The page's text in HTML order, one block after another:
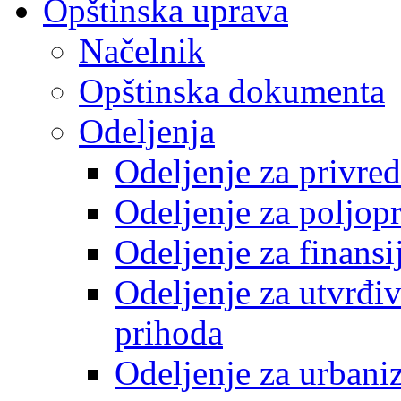
Opštinska uprava
Načelnik
Opštinska dokumenta
Odeljenja
Odeljenje za
Odeljenje za
Odeljenje za
Odeljenje za
prihoda
Odeljenje za